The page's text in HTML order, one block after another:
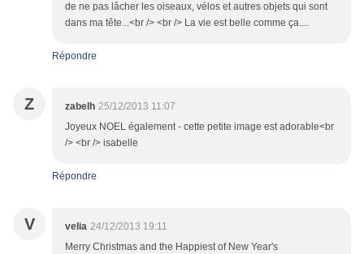
de ne pas lâcher les oiseaux, vélos et autres objets qui sont
dans ma tête...<br /> <br /> La vie est belle comme ça....
Répondre
Z zabelh 25/12/2013 11:07
Joyeux NOEL également - cette petite image est adorable<br
/> <br /> isabelle
Répondre
V velia 24/12/2013 19:11
Merry Christmas and the Happiest of New Year's